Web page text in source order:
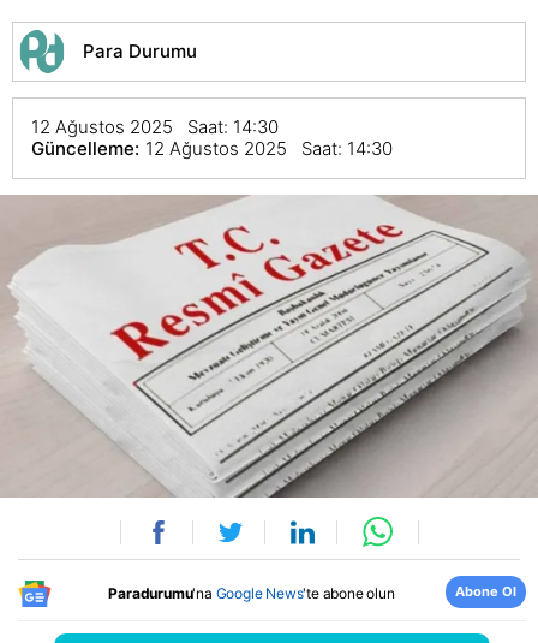
Para Durumu
12 Ağustos 2025 Saat: 14:30
Güncelleme: 12 Ağustos 2025 Saat: 14:30
Paradurumu'na Google News'te abone olun Abone Ol